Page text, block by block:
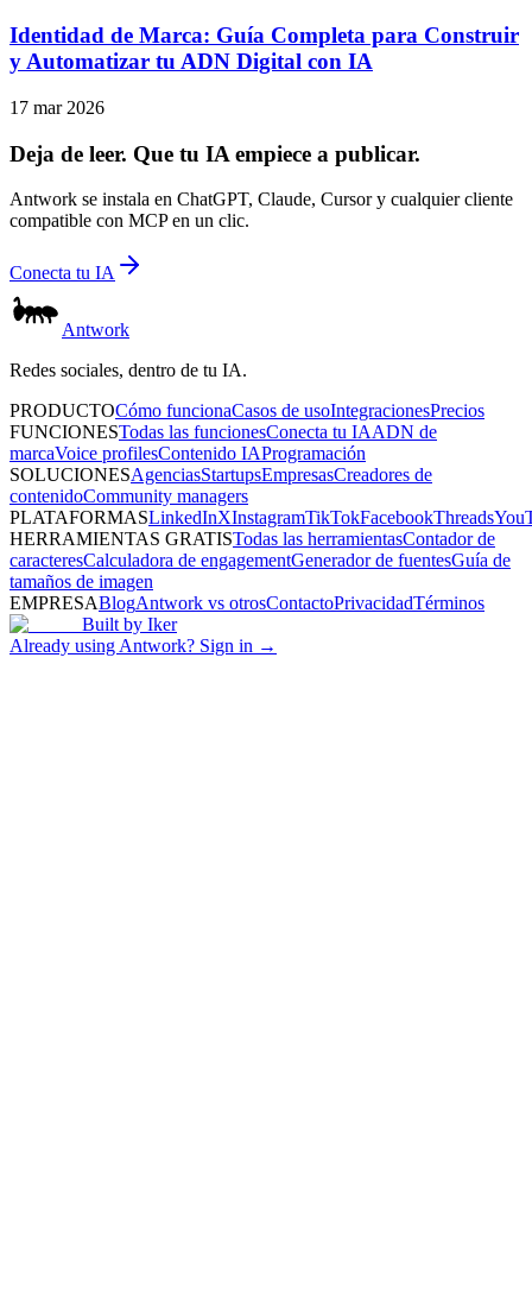
Identidad de Marca: Guía Completa para Construir
y Automatizar tu ADN Digital con IA
17 mar 2026
Deja de leer. Que tu IA empiece a publicar.
Antwork se instala en ChatGPT, Claude, Cursor y cualquier cliente
compatible con MCP en un clic.
Conecta tu IA
Antwork
Redes sociales, dentro de tu IA.
PRODUCTOCómo funcionaCasos de usoIntegracionesPrecios
FUNCIONESTodas las funcionesConecta tu IAADN de
marcaVoice profilesContenido IAProgramación
SOLUCIONESAgenciasStartupsEmpresasCreadores de
contenidoCommunity managers
PLATAFORMASLinkedInXInstagramTikTokFacebookThreads
HERRAMIENTAS GRATISTodas las herramientasContador de
caracteresCalculadora de engagementGenerador de fuentesGuía de
tamaños de imagen
EMPRESABlogAntwork vs otrosContactoPrivacidadTérminos
Built by Iker
Already using Antwork? Sign in →